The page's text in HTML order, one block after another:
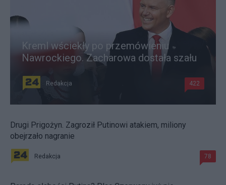
Kreml wściekły po przemówieniu
Nawrockiego. Zacharowa dostała szału
Redakcja 422
Drugi Prigożyn. Zagroził Putinowi atakiem, miliony
obejrzało nagranie
Redakcja 78